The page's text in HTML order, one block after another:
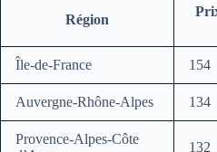
Région
Île-de-France 154
Auvergne-Rhône-Alpes 134
Provence-Alpes-Côte
132